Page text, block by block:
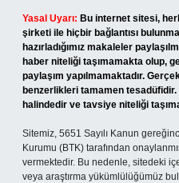
Yasal Uyarı: Bu internet sitesi,
şirketi ile hiçbir bağlantısı
hazırladığımız makaleler
haber niteliği taşımamakta olup,
paylaşım yapılmamaktadır.
benzerlikleri tamamen
halindedir ve tavsiye niteliği
Sitemiz, 5651 Sayılı Kanun
Kurumu (BTK) tarafından
vermektedir. Bu nedenle, sitedeki
veya araştırma yükümlülüğümüz